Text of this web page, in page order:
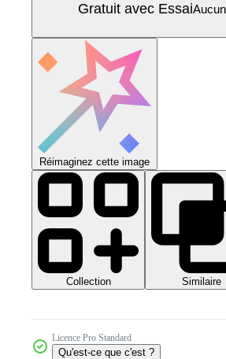
Gratuit avec Essai
Réimaginez cette image
Collection Similaire
Licence Pro Standard
Qu'est-ce que c'est ?